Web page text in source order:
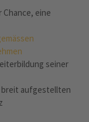
eine
seiner
breit aufgestellten